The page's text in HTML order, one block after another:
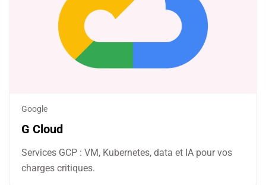
Google
G Cloud
Services GCP : VM, Kubernetes, data et IA pour vos
charges critiques.